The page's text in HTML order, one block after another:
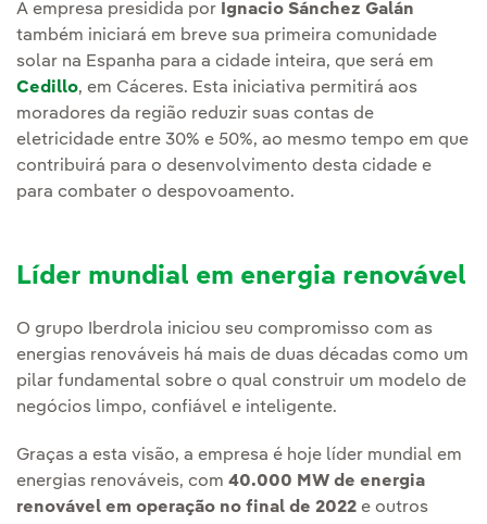
A empresa presidida por Ignacio Sánchez Galán
também iniciará em breve sua primeira comunidade
solar na Espanha para a cidade inteira, que será em
Cedillo, em Cáceres. Esta iniciativa permitirá aos
moradores da região reduzir suas contas de
eletricidade entre 30% e 50%, ao mesmo tempo em que
contribuirá para o desenvolvimento desta cidade e
para combater o despovoamento.
Líder mundial em energia renovável
O grupo Iberdrola iniciou seu compromisso com as
energias renováveis há mais de duas décadas como um
pilar fundamental sobre o qual construir um modelo de
negócios limpo, confiável e inteligente.
Graças a esta visão, a empresa é hoje líder mundial em
energias renováveis, com 40.000 MW de energia
renovável em operação no final de 2022 e outros